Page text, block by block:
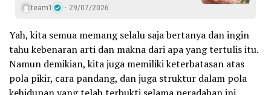
team1 29/07/2026
Yah, kita semua memang selalu saja bertanya dan ingin
tahu kebenaran arti dan makna dari apa yang tertulis itu.
Namun demikian, kita juga memiliki keterbatasan atas
pola pikir, cara pandang, dan juga struktur dalam pola